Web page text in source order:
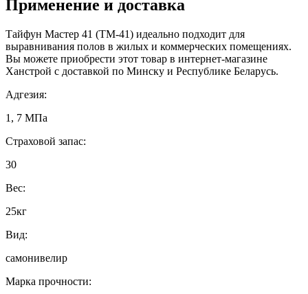
Применение и доставка
Тайфун Мастер 41 (ТМ-41) идеально подходит для
выравнивания полов в жилых и коммерческих помещениях.
Вы можете приобрести этот товар в интернет-магазине
Ханстрой с доставкой по Минску и Республике Беларусь.
Адгезия:
1, 7 МПа
Страховой запас:
30
Вес:
25кг
Вид:
самонивелир
Марка прочности: